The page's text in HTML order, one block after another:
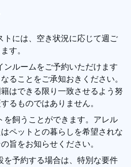
トには、空き状況に応じて週ご
す。
ンルームをご予約いただけます
ることをご承知おきください。
はできる限り一致させるよう努
るものではありません。
を飼うことができます。アレル
ペットとの暮らしを希望されな
旨をお知らせください。
を予約する場合は、特別な要件